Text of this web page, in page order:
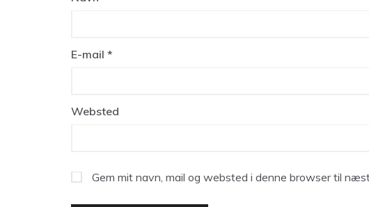
E-mail *
Websted
Gem mit navn, mail og websted i denne browser til